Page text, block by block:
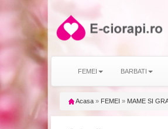
FEMEI BARBATI
Acasa » FEMEI » MAME SI